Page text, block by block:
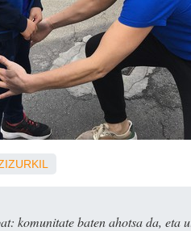
komunitate baten ahotsa da, eta